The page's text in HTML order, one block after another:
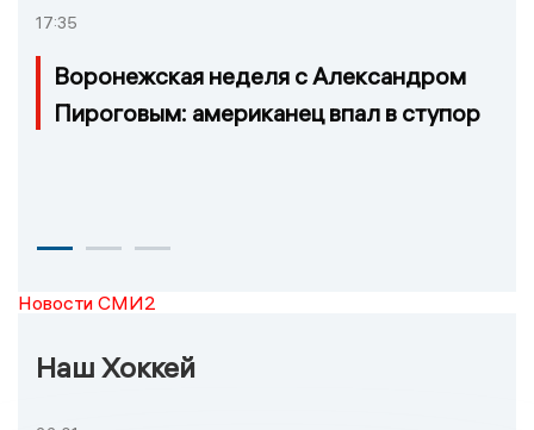
17:35
Воронежская неделя с Александром
Пироговым: американец впал в ступор
Новости СМИ2
Наш Хоккей